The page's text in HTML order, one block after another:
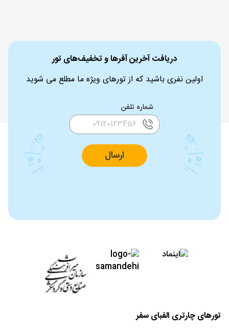
دریافت آخرین آفرها و تخفیف‌های تور
اولین نفری باشید که از تورهای ویژه ما مطلع می شوید
شماره تلفن
ارسال
تورهای چارتری الفبای سفر